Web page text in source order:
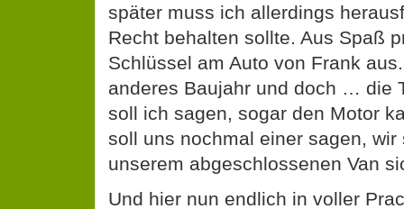
später muss ich allerdings
Recht behalten sollte. Aus Spaß
Schlüssel am Auto von Frank
anderes Baujahr und doch … die
soll ich sagen, sogar den Motor
soll uns nochmal einer sagen, wir
unserem abgeschlossenen Van
Und hier nun endlich in voller